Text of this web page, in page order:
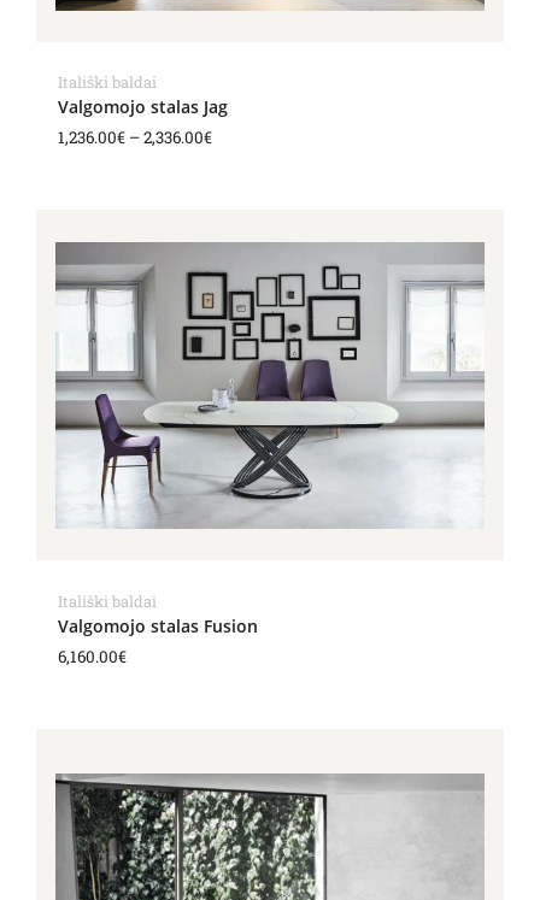
Itališki baldai
Valgomojo stalas Jag
1,236.00€ –2,336.00€
Itališki baldai
Valgomojo stalas Fusion
6,160.00€